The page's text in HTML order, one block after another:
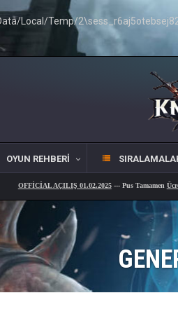
Local/Temp/
OYUN REHBERI
AÇILIŞ 01.02.2025--- Pus TamamenÜcretsiz ...